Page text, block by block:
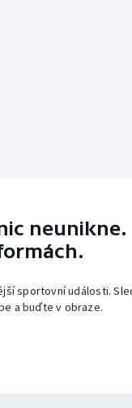
neunikne.
sportovní události.
a buďte v obraze.